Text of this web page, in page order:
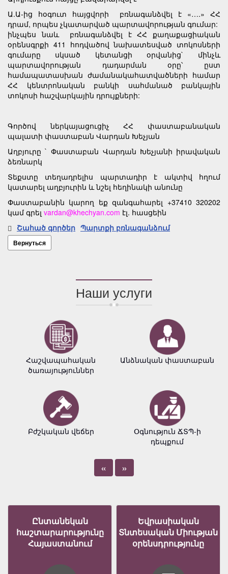
Ա.Ա-ից հօգուտ հայցվորի բռնագանձվել է «….» ՀՀ
դրամ, որպես չկատարված պարտավորության գումար:
ինչպես նաև բռնագանձվել է ՀՀ քաղաքացիական
օրենսգրքի 411 հոդվածով նախատեսված տոկոսների
գումարը սկսած կետանցի օրվանից` մինչև
պարտավորության դադարման օրը՝ ըստ
համապատասխան ժամանակահատվածների համար
ՀՀ կենտրոնական բանկի սահմանած բանկային
տոկոսի հաշվարկային դրույքների:
Գործով ներկայացուցիչ ՀՀ փաստաբանական
պալատի փաստաբան Վարդան Խեչյան
Աղբյուրը ` Փաստաբան Վարդան Խեչյանի իրավական
ձեռնարկ
Տեքստը տեղադրելիս պարտադիր է ակտիվ հղում
կատարել աղբյուրին և նշել հեղինակի անունը
Փաստաբանին կարող եք զանգահարել +37410 320202
կամ գրել vardan@khechyan.com էլ. հասցեին
Շահած գործեր Պարտքի բռնագանձում
Вернуться
Наши услуги
Հաշվապահական
ծառայություններ
Բժշկական վեճեր
Անձնական փաստաբան
Օգնություն ՃՏՊ-ի
դեպքում
« »
Ընտանեկան
հաշտարարությունը
Հայաստանում
Եվրասիական
Տնտեսական Միության
օրենսդրությունը